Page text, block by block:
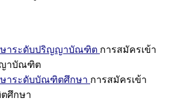
ษาระดับปริญญาบัณฑิต การสมัครเข้า
าบัณฑิต
ษาระดับบัณฑิตศึกษา การสมัครเข้า
ศึกษา